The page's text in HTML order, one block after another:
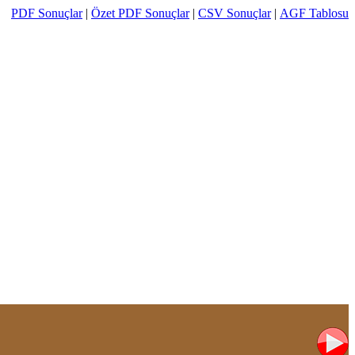
PDF Sonuçlar| Özet PDF Sonuçlar| CSV Sonuçlar| AGF Tablosu